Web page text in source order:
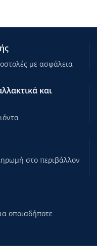
με ασφάλεια
και
στο περιβάλλον
οποιαδήποτε